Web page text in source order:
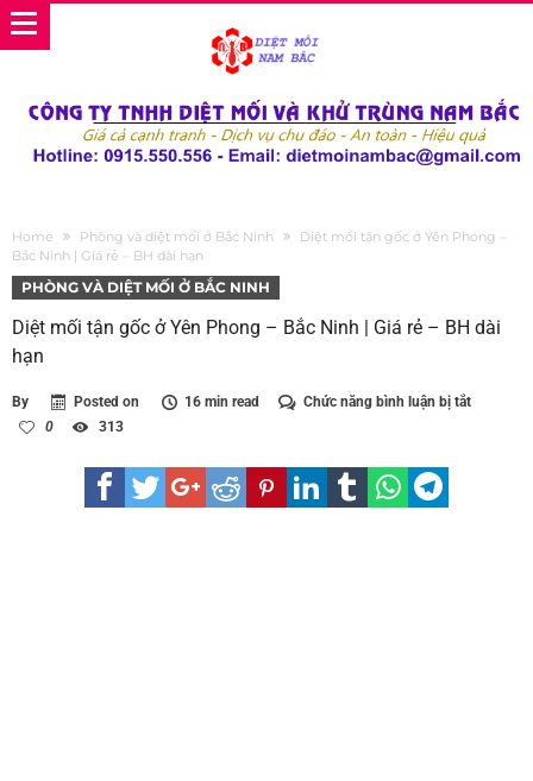
Home Phòng và diệt mối ở Bắc Ninh
Diệt mối tận gốc ở Yên Phong –
Bắc Ninh | Giá rẻ – BH dài hạn
PHÒNG VÀ DIỆT MỐI Ở BẮC NINH
Diệt mối tận gốc ở Yên Phong – Bắc Ninh | Giá rẻ – BH dài
hạn
By Posted on 16 min read Chức năng bình luận bị tắtở
0 313